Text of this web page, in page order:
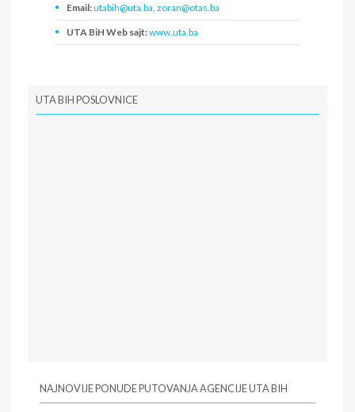
Email:utabih@uta.ba, zoran@otas.ba
UTA BiH Web sajt:www.uta.ba
UTA BIH POSLOVNICE
NAJNOVIJE PONUDE PUTOVANJA AGENCIJE UTA BIH